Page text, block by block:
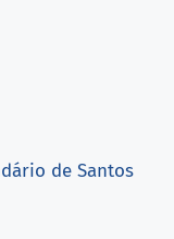
de Santos